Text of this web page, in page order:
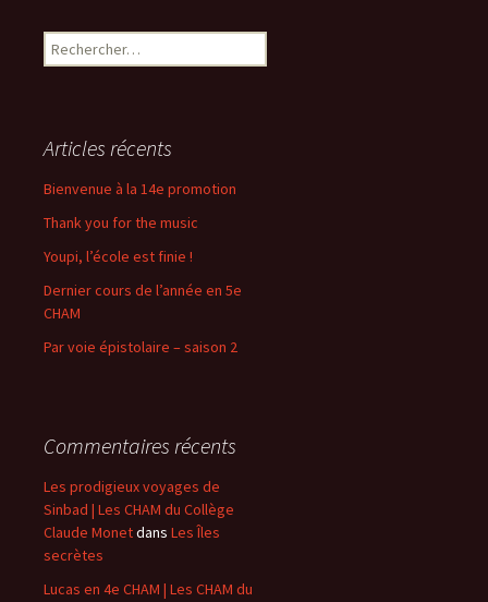
desRechercher :
Articles récents
Bienvenue à la 14e promotion
Thank you for the music
Youpi, l’école est finie !
Dernier cours de l’année en 5e
CHAM
Par voie épistolaire – saison 2
Commentaires récents
Les prodigieux voyages de
Sinbad | Les CHAM du Collège
Claude Monetdans Les Îles
secrètes
Lucas en 4e CHAM | Les CHAM du